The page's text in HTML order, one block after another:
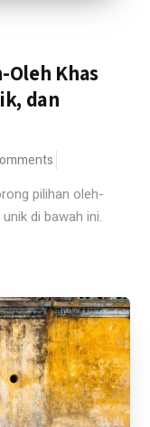
Oleh Khas
dan
pilihan oleh-
di bawah ini.